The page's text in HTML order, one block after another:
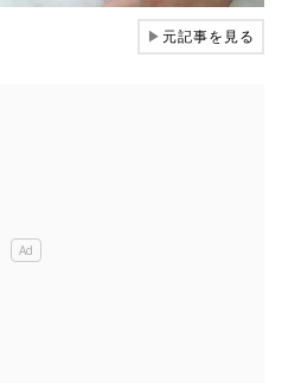
▶元記事を見る